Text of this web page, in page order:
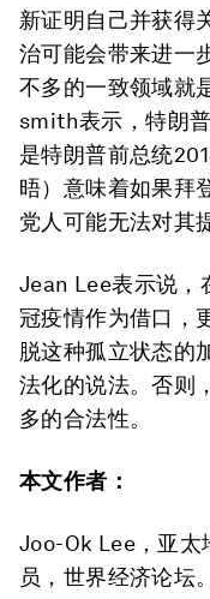
新证明自己并获得
治可能会带来进一
不多的一致领域就
smith表示，特朗
是特朗普前总统
晤）意味着如果拜
党人可能无法对其
Jean Lee表示说，
冠疫情作为借口，
脱这种孤立状态的
法化的说法。否则
多的合法性。
本文作者：
Joo-Ok Lee，亚太
员，世界经济论坛。